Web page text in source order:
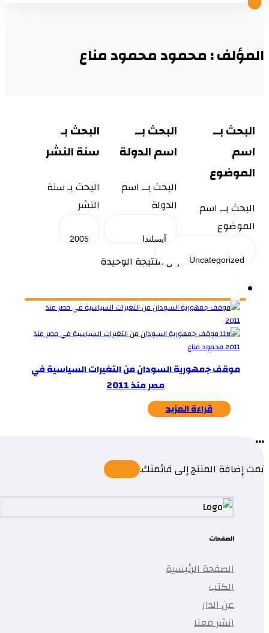
المؤلف : محمود محمود مناع
البحث بــ
اسم
الموضوع
البحث بــ اسم
الموضوع
البحث بــ
اسم الدولة
البحث بــ اسم
الدولة
البحث بـ
سنة النشر
البحث بـ سنة
النشر
عرض النتيجة الوحيدة
موقف جمهورية السودان من التغيرات السياسية في
مصر منذ 2011
قراءة المزيد
...
تمت إضافة المنتج إلى قائمتك.
الصفحات
الصفحة الرئيسية
الكتب
عن الدار
انشر معنا